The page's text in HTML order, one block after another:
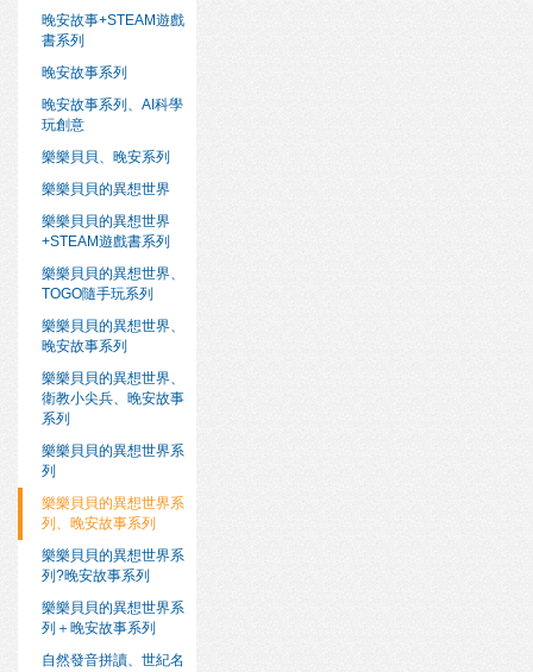
晚安故事+STEAM遊戲
書系列
晚安故事系列
晚安故事系列、AI科學
玩創意
樂樂貝貝、晚安系列
樂樂貝貝的異想世界
樂樂貝貝的異想世界
+STEAM遊戲書系列
樂樂貝貝的異想世界、
TOGO隨手玩系列
樂樂貝貝的異想世界、
晚安故事系列
樂樂貝貝的異想世界、
衛教小尖兵、晚安故事
系列
樂樂貝貝的異想世界系
列
樂樂貝貝的異想世界系
列、晚安故事系列
樂樂貝貝的異想世界系
列?晚安故事系列
樂樂貝貝的異想世界系
列＋晚安故事系列
自然發音拼讀、世紀名